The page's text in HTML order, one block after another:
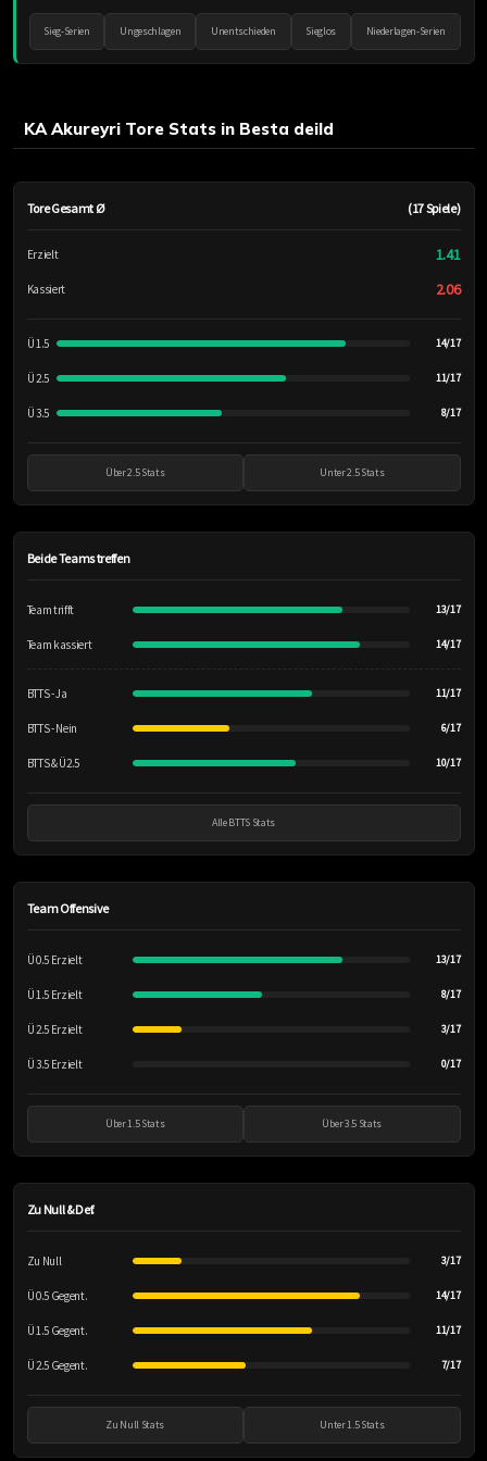
Sieg-Serien Ungeschlagen Unentschieden Sieglos Niederlagen-Serien
KA Akureyri Tore Stats in Besta deild
Tore Gesamt Ø (17 Spiele)
Erzielt 1.41
Kassiert 2.06
Ü 1.5 14/17
Ü 2.5 11/17
Ü 3.5 8/17
Über 2.5 Stats Unter 2.5 Stats
Beide Teams treffen
Team trifft 13/17
Team kassiert 14/17
BTTS - Ja 11/17
BTTS - Nein 6/17
BTTS & Ü2.5 10/17
Alle BTTS Stats
Team Offensive
Ü 0.5 Erzielt 13/17
Ü 1.5 Erzielt 8/17
Ü 2.5 Erzielt 3/17
Ü 3.5 Erzielt 0/17
Über 1.5 Stats Über 3.5 Stats
Zu Null & Def.
Zu Null 3/17
Ü 0.5 Gegent. 14/17
Ü 1.5 Gegent. 11/17
Ü 2.5 Gegent. 7/17
Zu Null Stats Unter 1.5 Stats